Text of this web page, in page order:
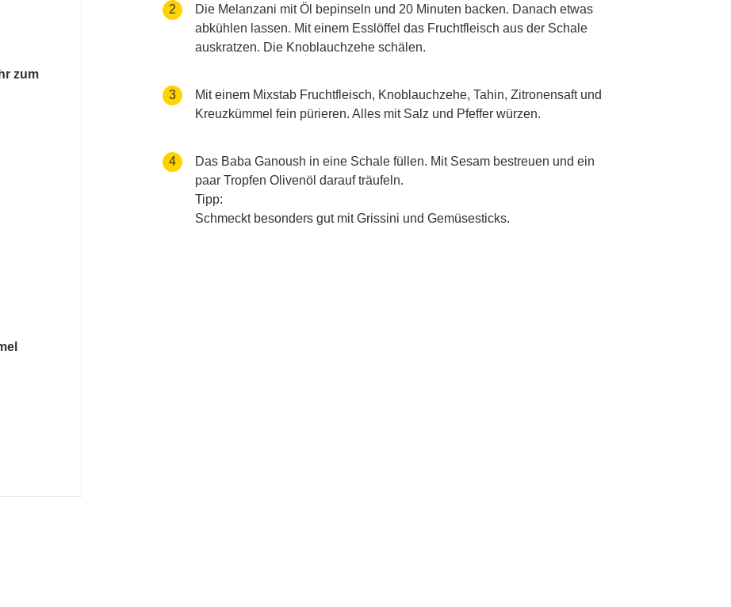
zum
2 accessibility.recipes.cookingstep
Die Melanzani mit Öl bepinseln und 20 Minuten backen. Danach etwas
abkühlen lassen. Mit einem Esslöffel das Fruchtfleisch aus der Schale
auskratzen. Die Knoblauchzehe schälen.
3 accessibility.recipes.cookingstep
Mit einem Mixstab Fruchtfleisch, Knoblauchzehe, Tahin, Zitronensaft und
Kreuzkümmel fein pürieren. Alles mit Salz und Pfeffer würzen.
4 accessibility.recipes.cookingstep
Das Baba Ganoush in eine Schale füllen. Mit Sesam bestreuen und ein
paar Tropfen Olivenöl darauf träufeln.
Tipp:
Schmeckt besonders gut mit Grissini und Gemüsesticks.